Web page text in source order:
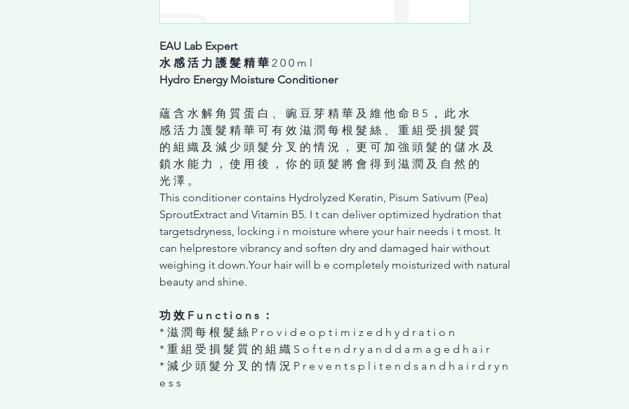
EAU Lab Expert
⽔ 感 活 ⼒ 護 髮 精 華 2 0 0 m l
Hydro Energy Moisture Conditioner
蘊 含 ⽔ 解 ⾓ 質 蛋 ⽩ 、 豌 ⾖ 芽 精 華 及 維 他 命 B 5 ， 此 ⽔
感 活 ⼒ 護 髮 精 華 可 有 效 滋 潤 每 根 髮 絲 、 重 組 受 損 髮 質
的 組 織 及 減 少 頭 髮 分 叉 的 情 況 ， 更 可 加 強 頭 髮 的 儲 ⽔ 及
鎖 ⽔ 能 ⼒ ， 使 ⽤ 後 ， 你 的 頭 髮 將 會 得 到 滋 潤 及 ⾃ 然 的
光 澤 。
This conditioner contains Hydrolyzed Keratin, Pisum Sativum (Pea)
SproutExtract and Vitamin B5. I t can deliver optimized hydration that
targetsdryness, locking i n moisture where your hair needs i t most. It
can helprestore vibrancy and soften dry and damaged hair without
weighing it down.Your hair will b e completely moisturized with natural
beauty and shine.
功 效 F u n c t i o n s ：
* 滋 潤 每 根 髮 絲 P r o v i d e o p t i m i z e d h y d r a t i o n
* 重 組 受 損 髮 質 的 組 織 S o f t e n d r y a n d d a m a g e d h a i r
* 減 少 頭 髮 分 叉 的 情 況 P r e v e n t s p l i t e n d s a n d h a i r d r y n
e s s